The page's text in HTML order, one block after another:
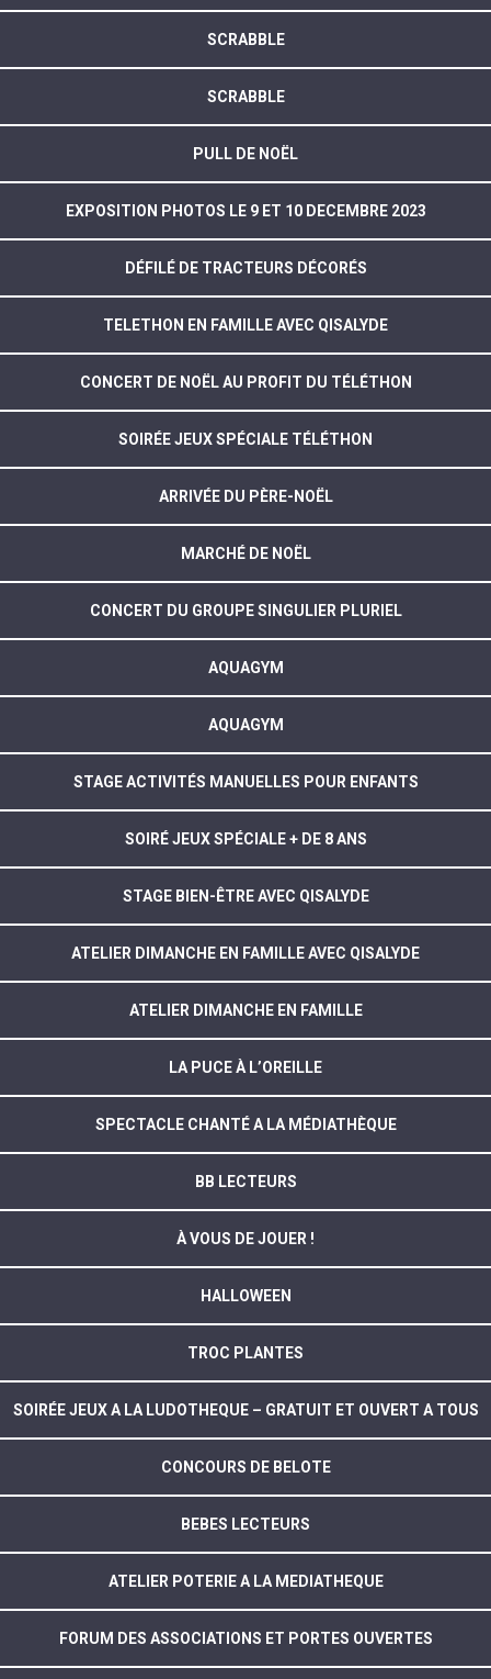
SCRABBLE
SCRABBLE
PULL DE NOËL
EXPOSITION PHOTOS LE 9 ET 10 DECEMBRE 2023
DÉFILÉ DE TRACTEURS DÉCORÉS
TELETHON EN FAMILLE AVEC QISALYDE
CONCERT DE NOËL AU PROFIT DU TÉLÉTHON
SOIRÉE JEUX SPÉCIALE TÉLÉTHON
ARRIVÉE DU PÈRE-NOËL
MARCHÉ DE NOËL
CONCERT DU GROUPE SINGULIER PLURIEL
AQUAGYM
AQUAGYM
STAGE ACTIVITÉS MANUELLES POUR ENFANTS
SOIRÉ JEUX SPÉCIALE + DE 8 ANS
STAGE BIEN-ÊTRE AVEC QISALYDE
ATELIER DIMANCHE EN FAMILLE AVEC QISALYDE
ATELIER DIMANCHE EN FAMILLE
LA PUCE À L’OREILLE
SPECTACLE CHANTÉ A LA MÉDIATHÈQUE
BB LECTEURS
À VOUS DE JOUER !
HALLOWEEN
TROC PLANTES
SOIRÉE JEUX A LA LUDOTHEQUE – GRATUIT ET OUVERT A TOUS
CONCOURS DE BELOTE
BEBES LECTEURS
ATELIER POTERIE A LA MEDIATHEQUE
FORUM DES ASSOCIATIONS ET PORTES OUVERTES